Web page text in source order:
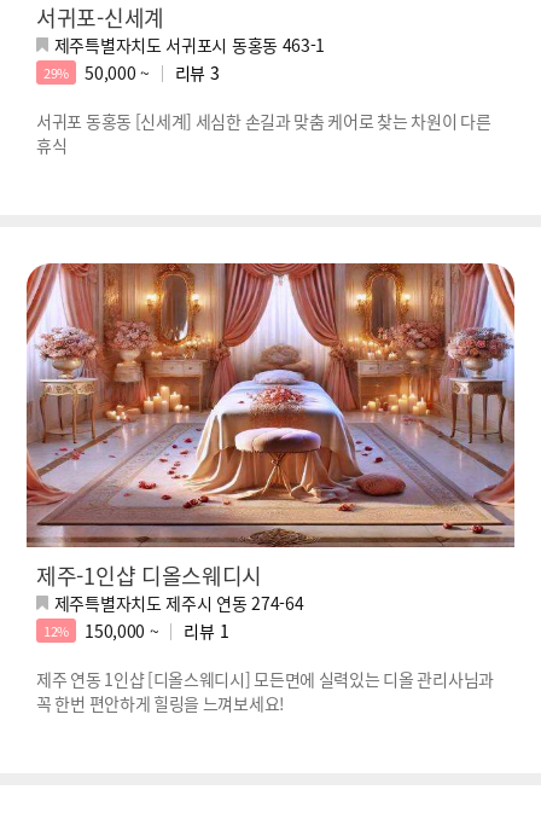
서귀포-신세계
제주특별자치도 서귀포시 동홍동 463-1
29% 50,000 ~ 리뷰 3
서귀포 동홍동 [신세계] 세심한 손길과 맞춤 케어로 찾는 차원이 다른
휴식
제주-1인샵 디올스웨디시
제주특별자치도 제주시 연동 274-64
12% 150,000 ~ 리뷰 1
제주 연동 1인샵 [디올스웨디시] 모든면에 실력있는 디올 관리사님과
꼭 한번 편안하게 힐링을 느껴보세요!